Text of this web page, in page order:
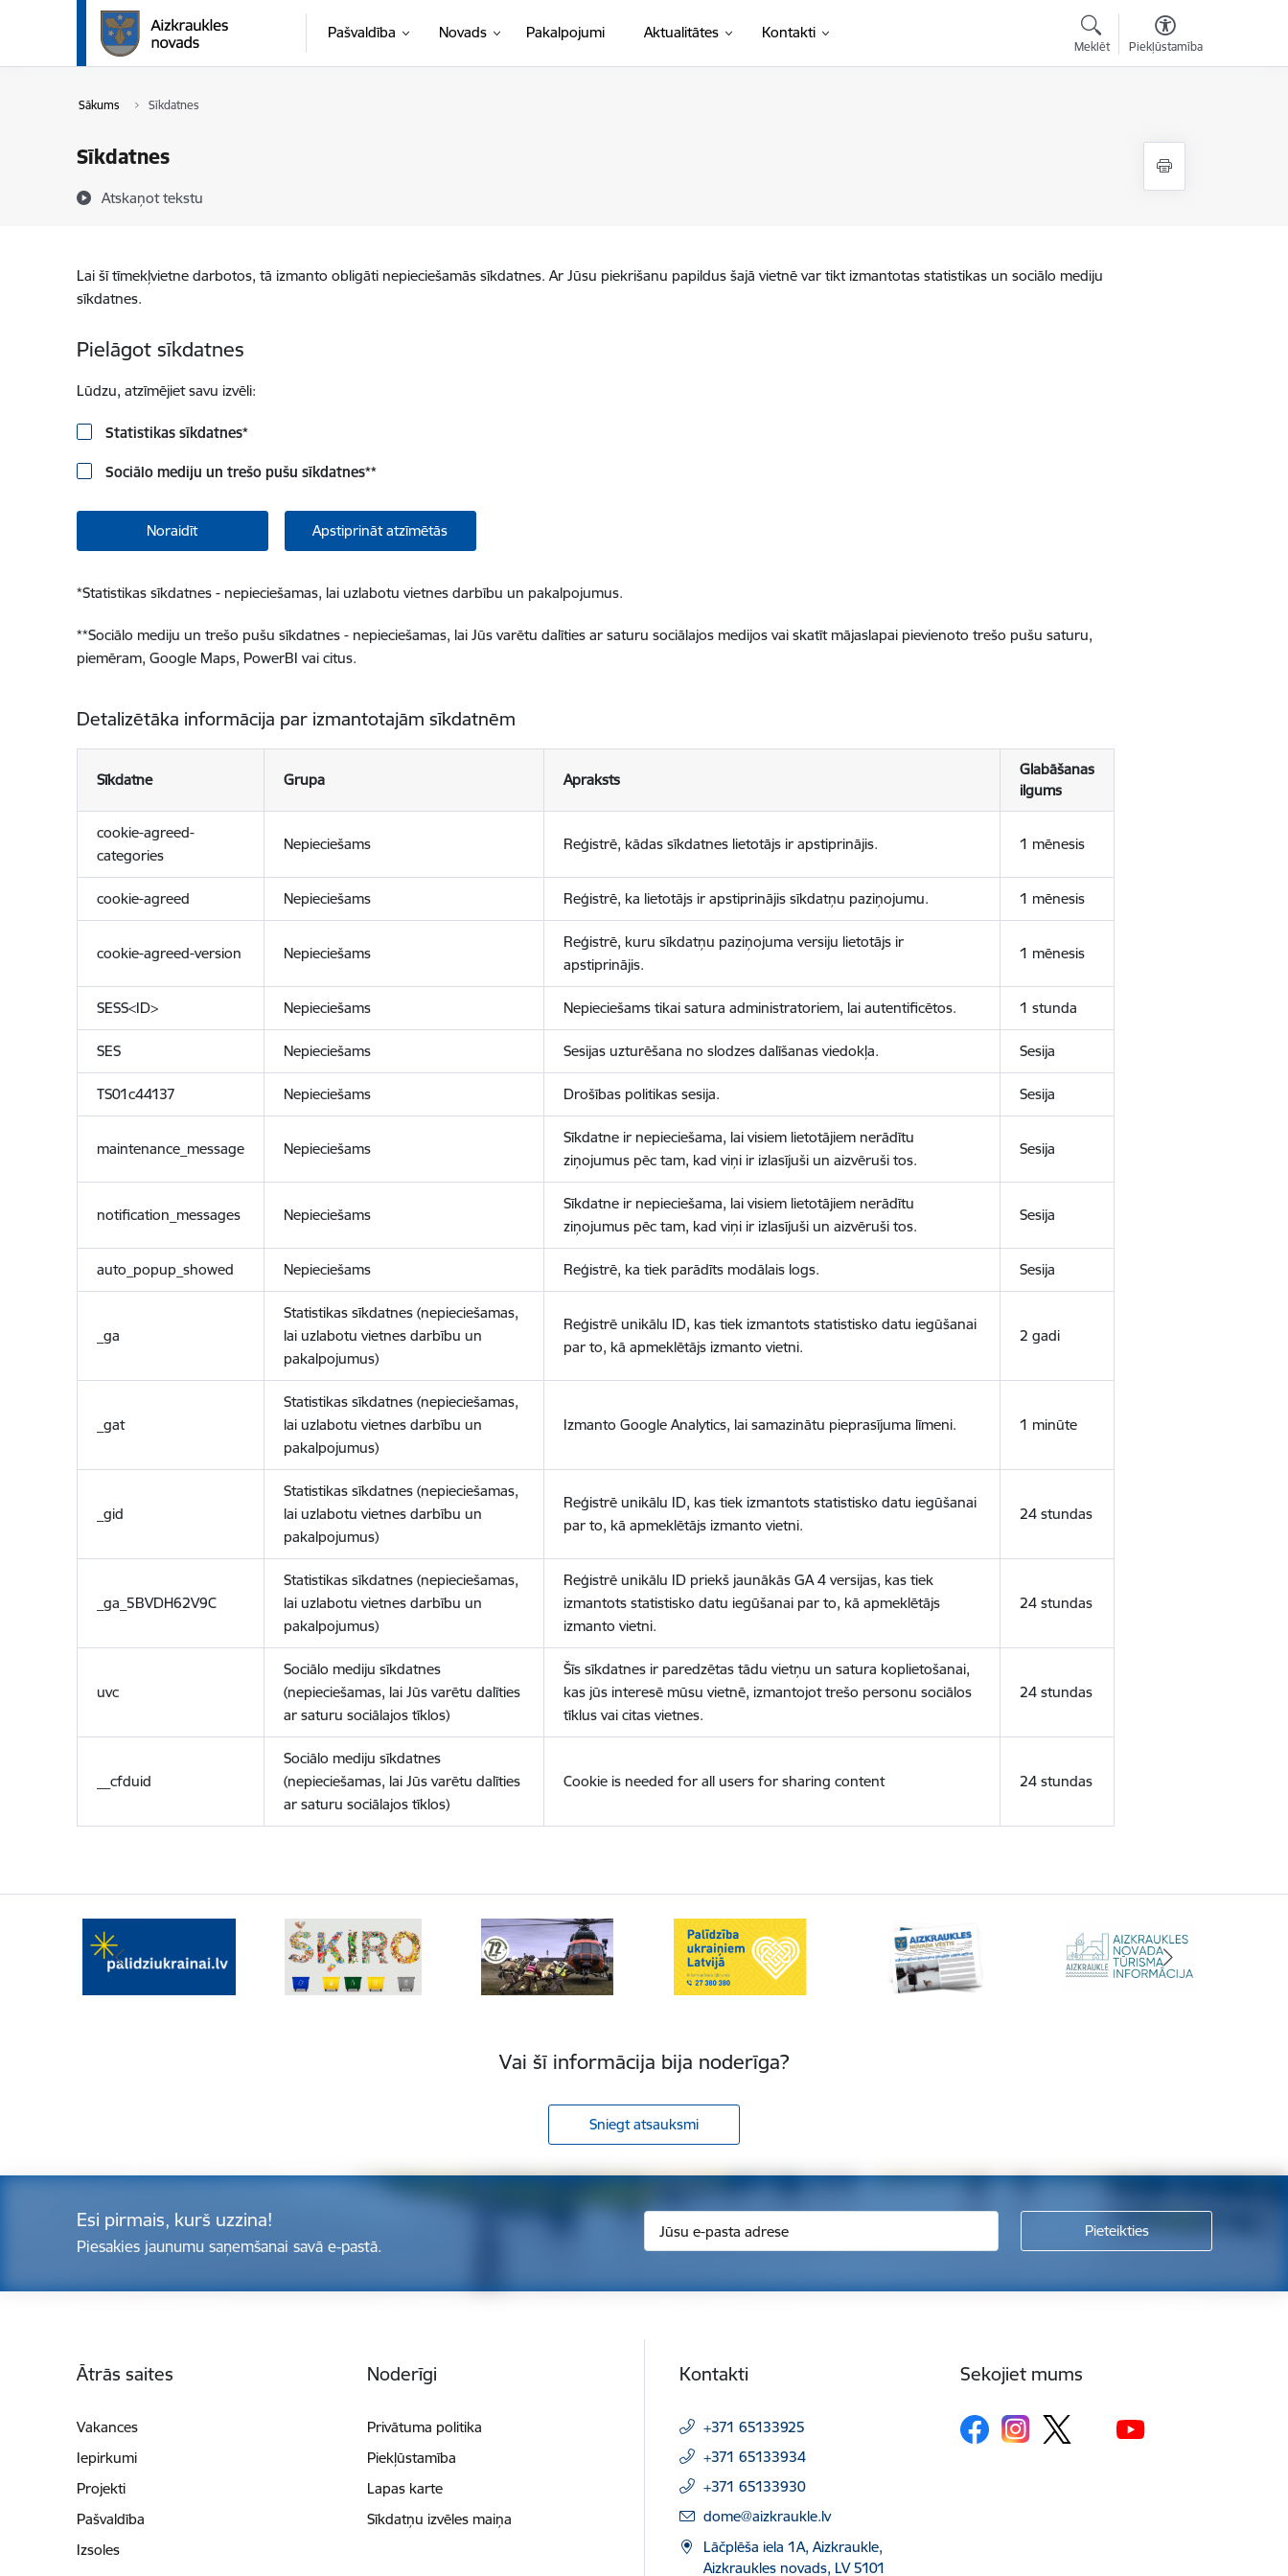
Pāriet uz lapas saturu
Pašvaldība Novads Pakalpojumi Aktualitātes Kontakti
Meklēt Piekļūstamība
Sākums Sīkdatnes
Sīkdatnes
Atskaņot tekstu
Lai šī tīmekļvietne darbotos, tā izmanto obligāti nepieciešamās sīkdatnes. Ar Jūsu piekrišanu papildus šajā vietnē var tikt izmantotas statistikas un sociālo mediju
sīkdatnes.
Pielāgot sīkdatnes
Lūdzu, atzīmējiet savu izvēli:
Statistikas sīkdatnes*
Sociālo mediju un trešo pušu sīkdatnes**
Noraidīt Apstiprināt atzīmētās
*Statistikas sīkdatnes - nepieciešamas, lai uzlabotu vietnes darbību un pakalpojumus.
**Sociālo mediju un trešo pušu sīkdatnes - nepieciešamas, lai Jūs varētu dalīties ar saturu sociālajos medijos vai skatīt mājaslapai pievienoto trešo pušu saturu,
piemēram, Google Maps, PowerBI vai citus.
Detalizētāka informācija par izmantotajām sīkdatnēm
Sīkdatne Grupa Apraksts
Glabāšanas
ilgums
cookie-agreed-
categories
Nepieciešams Reģistrē, kādas sīkdatnes lietotājs ir apstiprinājis. 1 mēnesis
cookie-agreed Nepieciešams Reģistrē, ka lietotājs ir apstiprinājis sīkdatņu paziņojumu. 1 mēnesis
cookie-agreed-version Nepieciešams
Reģistrē, kuru sīkdatņu paziņojuma versiju lietotājs ir
apstiprinājis.
1 mēnesis
SESS<ID> Nepieciešams Nepieciešams tikai satura administratoriem, lai autentificētos. 1 stunda
SES Nepieciešams Sesijas uzturēšana no slodzes dalīšanas viedokļa. Sesija
TS01c44137 Nepieciešams Drošības politikas sesija. Sesija
maintenance_message Nepieciešams
Sīkdatne ir nepieciešama, lai visiem lietotājiem nerādītu
ziņojumus pēc tam, kad viņi ir izlasījuši un aizvēruši tos.
Sesija
notification_messages Nepieciešams
Sīkdatne ir nepieciešama, lai visiem lietotājiem nerādītu
ziņojumus pēc tam, kad viņi ir izlasījuši un aizvēruši tos.
Sesija
auto_popup_showed Nepieciešams Reģistrē, ka tiek parādīts modālais logs. Sesija
_ga
Statistikas sīkdatnes (nepieciešamas,
lai uzlabotu vietnes darbību un
pakalpojumus)
Reģistrē unikālu ID, kas tiek izmantots statistisko datu iegūšanai
par to, kā apmeklētājs izmanto vietni.
2 gadi
_gat
Statistikas sīkdatnes (nepieciešamas,
lai uzlabotu vietnes darbību un
pakalpojumus)
Izmanto Google Analytics, lai samazinātu pieprasījuma līmeni. 1 minūte
_gid
Statistikas sīkdatnes (nepieciešamas,
lai uzlabotu vietnes darbību un
pakalpojumus)
Reģistrē unikālu ID, kas tiek izmantots statistisko datu iegūšanai
par to, kā apmeklētājs izmanto vietni.
24 stundas
_ga_5BVDH62V9C
Statistikas sīkdatnes (nepieciešamas,
lai uzlabotu vietnes darbību un
pakalpojumus)
Reģistrē unikālu ID priekš jaunākās GA 4 versijas, kas tiek
izmantots statistisko datu iegūšanai par to, kā apmeklētājs
izmanto vietni.
24 stundas
uvc
Sociālo mediju sīkdatnes
(nepieciešamas, lai Jūs varētu dalīties
ar saturu sociālajos tīklos)
Šīs sīkdatnes ir paredzētas tādu vietņu un satura koplietošanai,
kas jūs interesē mūsu vietnē, izmantojot trešo personu sociālos
tīklus vai citas vietnes.
24 stundas
__cfduid
Sociālo mediju sīkdatnes
(nepieciešamas, lai Jūs varētu dalīties
ar saturu sociālajos tīklos)
Cookie is needed for all users for sharing content 24 stundas
Vai šī informācija bija noderīga?
Sniegt atsauksmi
Esi pirmais, kurš uzzina!
Piesakies jaunumu saņemšanai savā e-pastā.
Ātrās saites
Vakances
Iepirkumi
Projekti
Pašvaldība
Izsoles
Noderīgi
Privātuma politika
Piekļūstamība
Lapas karte
Sīkdatņu izvēles maiņa
Kontakti
+371 65133925
+371 65133934
+371 65133930
E-pasts:
dome@aizkraukle.lv
Lāčplēša iela 1A, Aizkraukle,
Aizkraukles novads, LV 5101
Sekojiet mums